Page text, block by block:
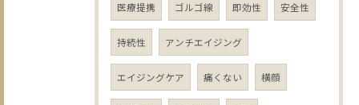
医療提携 ゴルゴ線 即効性 安全性
持続性 アンチエイジング
エイジングケア 痛くない 横顔